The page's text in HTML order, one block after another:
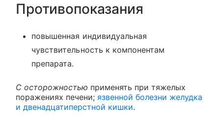
Противопоказания
повышенная индивидуальная
чувствительность к компонентам
препарата.
С осторожностью применять при тяжелых
поражениях печени; язвенной болезни желудка
и двенадцатиперстной кишки.